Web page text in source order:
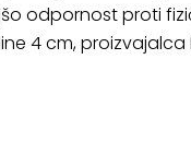
odpornost proti
4 cm,